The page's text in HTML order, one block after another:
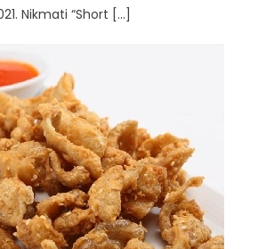
Nikmati “Short […]